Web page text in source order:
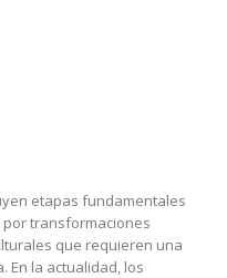
etapas fundamentales
transformaciones
que requieren una
En la actualidad, los